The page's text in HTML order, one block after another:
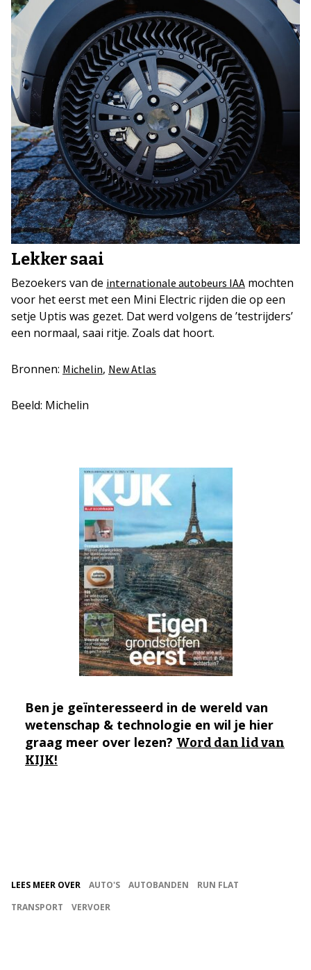
Lekker saai
Bezoekers van de internationale autobeurs IAA mochten
voor het eerst met een Mini Electric rijden die op een
setje Uptis was gezet. Dat werd volgens de ’testrijders’
een normaal, saai ritje. Zoals dat hoort.
Bronnen: Michelin, New Atlas
Beeld: Michelin
Ben je geïnteresseerd in de wereld van
wetenschap & technologie en wil je hier
graag meer over lezen? Word dan lid van
KIJK!
LEES MEER OVER AUTO'S AUTOBANDEN
RUN FLAT
TRANSPORT
VERVOER